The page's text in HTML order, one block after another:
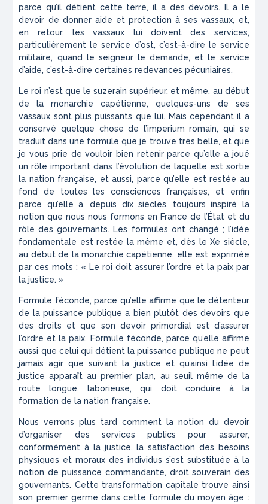
parce qu’il détient cette terre, il a des devoirs. Il a le
devoir de donner aide et protection à ses vassaux, et,
en retour, les vassaux lui doivent des services,
particulièrement le service d’ost, c’est-à-dire le service
militaire, quand le seigneur le demande, et le service
d’aide, c’est-à-dire certaines redevances pécuniaires.
Le roi n’est que le suzerain supérieur, et même, au début
de la monarchie capétienne, quelques-uns de ses
vassaux sont plus puissants que lui. Mais cependant il a
conservé quelque chose de l’imperiumromain, qui se
traduit dans une formule que je trouve très belle, et que
je vous prie de vouloir bien retenir parce qu’elle a joué
un rôle important dans l’évolution de laquelle est sortie
la nation française, et aussi, parce qu’elle est restée au
fond de toutes les consciences françaises, et enfin
parce qu’elle a, depuis dix siècles, toujours inspiré la
notion que nous nous formons en France de l’État et du
rôle des gouvernants. Les formules ont changé ; l’idée
fondamentale est restée la même et, dès le Xe siècle,
au début de la monarchie capétienne, elle est exprimée
par ces mots : « Le roi doit assurer l’ordre et la paix par
la justice. »
Formule féconde, parce qu’elle affirme que le détenteur
de la puissance publique a bien plutôt des devoirs que
des droits et que son devoir primordial est d’assurer
l’ordre et la paix. Formule féconde, parce qu’elle affirme
aussi que celui qui détient la puissance publique ne peut
jamais agir que suivant la justice et qu’ainsi l’idée de
justice apparaît au premier plan, au seuil même de la
route longue, laborieuse, qui doit conduire à la
formation de la nation française.
Nous verrons plus tard comment la notion du devoir
d’organiser des services publics pour assurer,
conformément à la justice, la satisfaction des besoins
physiques et moraux des individus s’est substituée à la
notion de puissance commandante, droit souverain des
gouvernants. Cette transformation capitale trouve ainsi
son premier germe dans cette formule du moyen âge :